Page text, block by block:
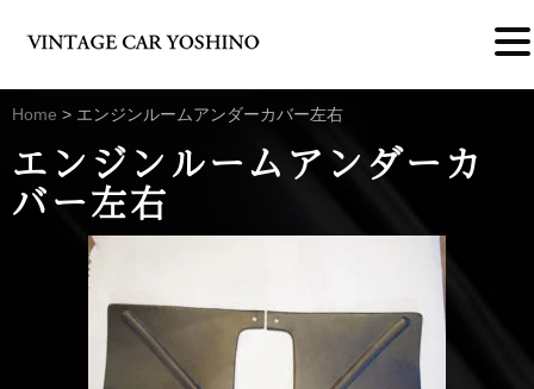
Home > エンジンルームアンダーカバー左右
エンジンルームアンダーカ
バー左右